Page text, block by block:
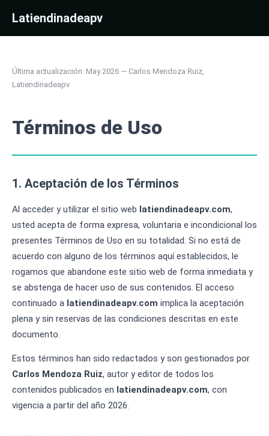
Latiendinadeapv
Última actualización: May 2026 — Carlos Mendoza Ruiz,
Latiendinadeapv
Términos de Uso
1. Aceptación de los Términos
Al acceder y utilizar el sitio web latiendinadeapv.com,
usted acepta de forma expresa, voluntaria e incondicional los
presentes Términos de Uso en su totalidad. Si no está de
acuerdo con alguno de los términos aquí establecidos, le
rogamos que abandone este sitio web de forma inmediata y
se abstenga de hacer uso de sus contenidos. El acceso
continuado a latiendinadeapv.com implica la aceptación
plena y sin reservas de las condiciones descritas en este
documento.
Estos términos han sido redactados y son gestionados por
Carlos Mendoza Ruiz, autor y editor de todos los
contenidos publicados en latiendinadeapv.com, con
vigencia a partir del año 2026.